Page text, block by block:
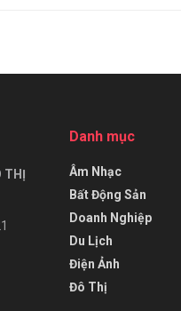
THỊ
Danh mục
Âm Nhạc
Bất Động Sản
Doanh Nghiệp
Du Lịch
Điện Ảnh
Đô Thị